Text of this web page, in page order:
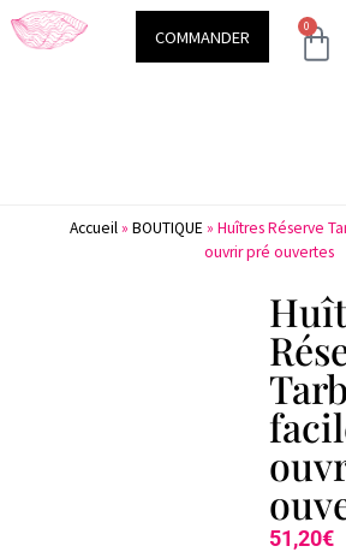
COMMANDER
0
Accueil» BOUTIQUE» Huîtres Réserve
ouvrir pré ouvertes
51,20€